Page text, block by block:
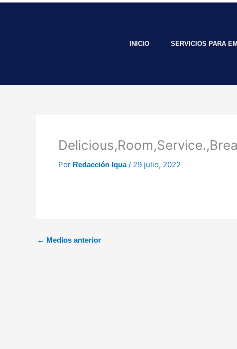
Ir
INICIO SERVICIOS PARA
Por Redacción Iqua/ 29 julio, 2022
← Medios anterior